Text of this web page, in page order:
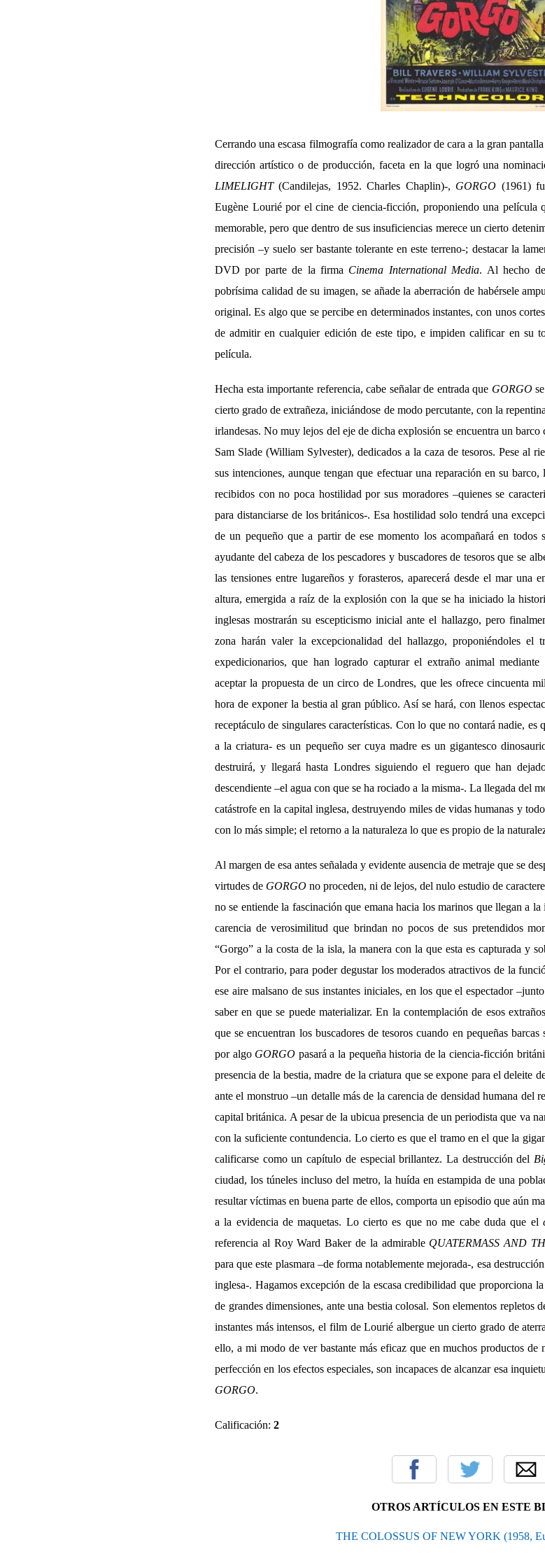
Cerrando una escasa filmografía como realizador de cara a la gran
dirección artístico o de producción, faceta en la que logró una
LIMELIGHT(Candilejas, 1952. Charles Chaplin)-, GORGO (1961)
Eugène Lourié por el cine de ciencia-ficción, proponiendo una película
memorable, pero que dentro de sus insuficiencias merece un cierto
precisión –y suelo ser bastante tolerante en este terreno-; destacar la
DVD por parte de la firma Cinema International Media. Al hecho
pobrísima calidad de su imagen, se añade la aberración de habérsele
original. Es algo que se percibe en determinados instantes, con unos
de admitir en cualquier edición de este tipo, e impiden calificar en su
película.
Hecha esta importante referencia, cabe señalar de entrada que GORGOse
cierto grado de extrañeza, iniciándose de modo percutante, con la
irlandesas. No muy lejos del eje de dicha explosión se encuentra un
Sam Slade (William Sylvester), dedicados a la caza de tesoros. Pese al
sus intenciones, aunque tengan que efectuar una reparación en su
recibidos con no poca hostilidad por sus moradores –quienes se
para distanciarse de los británicos-. Esa hostilidad solo tendrá una
de un pequeño que a partir de ese momento los acompañará en todos
ayudante del cabeza de los pescadores y buscadores de tesoros que se
las tensiones entre lugareños y forasteros, aparecerá desde el mar una
altura, emergida a raíz de la explosión con la que se ha iniciado la
inglesas mostrarán su escepticismo inicial ante el hallazgo, pero
zona harán valer la excepcionalidad del hallazgo, proponiéndoles el
expedicionarios, que han logrado capturar el extraño animal
aceptar la propuesta de un circo de Londres, que les ofrece cincuenta
hora de exponer la bestia al gran público. Así se hará, con llenos
receptáculo de singulares características. Con lo que no contará nadie, es
a la criatura- es un pequeño ser cuya madre es un gigantesco
destruirá, y llegará hasta Londres siguiendo el reguero que han
descendiente –el agua con que se ha rociado a la misma-. La llegada del
catástrofe en la capital inglesa, destruyendo miles de vidas humanas y
con lo más simple; el retorno a la naturaleza lo que es propio de la
Al margen de esa antes señalada y evidente ausencia de metraje que se
virtudes de GORGO no proceden, ni de lejos, del nulo estudio de
no se entiende la fascinación que emana hacia los marinos que llegan a
carencia de verosimilitud que brindan no pocos de sus pretendidos
“Gorgo” a la costa de la isla, la manera con la que esta es capturada y
Por el contrario, para poder degustar los moderados atractivos de la
ese aire malsano de sus instantes iniciales, en los que el espectador
saber en que se puede materializar. En la contemplación de esos
que se encuentran los buscadores de tesoros cuando en pequeñas
por algo GORGO pasará a la pequeña historia de la ciencia-ficción
presencia de la bestia, madre de la criatura que se expone para el deleite
ante el monstruo –un detalle más de la carencia de densidad humana del
capital británica. A pesar de la ubicua presencia de un periodista que va
con la suficiente contundencia. Lo cierto es que el tramo en el que la
calificarse como un capítulo de especial brillantez. La destrucción del
ciudad, los túneles incluso del metro, la huída en estampida de una
resultar víctimas en buena parte de ellos, comporta un episodio que aún
a la evidencia de maquetas. Lo cierto es que no me cabe duda que el
referencia al Roy Ward Baker de la admirable QUATERMASS AND
para que este plasmara –de forma notablemente mejorada-, esa
inglesa-. Hagamos excepción de la escasa credibilidad que proporciona
de grandes dimensiones, ante una bestia colosal. Son elementos repletos
instantes más intensos, el film de Lourié albergue un cierto grado de
ello, a mi modo de ver bastante más eficaz que en muchos productos de
perfección en los efectos especiales, son incapaces de alcanzar esa
GORGO.
Calificación: 2
OTROS ARTÍCULOS EN ESTE
THE COLOSSUS OF NEW YORK (1958,